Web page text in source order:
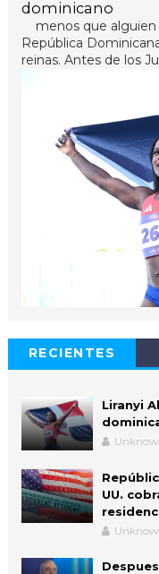
dominicano
menos que alguien
República
reinas. Antes de los
RECIENTES
Liranyi
UU.